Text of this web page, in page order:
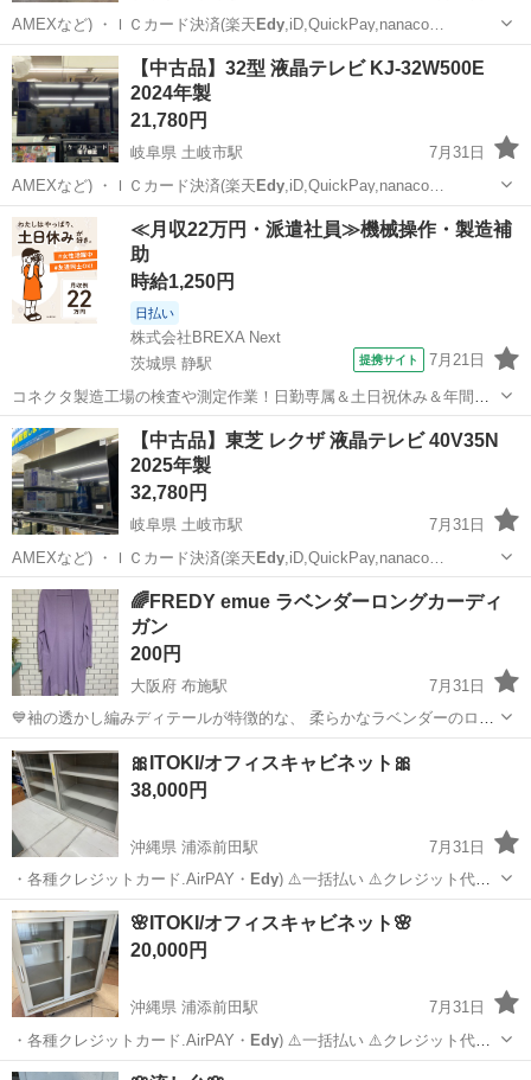
AMEXなど) ・ＩＣカード決済(楽天 Edy,iD,QuickPay,nanaco…
岐阜 土岐市 土岐市駅 季節、空調家電
【中古品】32型 液晶テレビ KJ-32W500E
2024年製
21,780円
岐阜県 土岐市駅
7月31日
AMEXなど) ・ＩＣカード決済(楽天 Edy,iD,QuickPay,nanaco…
岐阜 土岐市 土岐市駅 テレビ インチ
≪月収22万円・派遣社員≫機械操作・製造補
助
時給1,250円
日払い
株式会社BREXA Next
茨城県 静駅
提携サイト 7月21日
コネクタ製造工場の検査や測定作業！日勤専属＆土日祝休み＆年間休
日128日★クリーンルーム内作業★マイカー通勤OK＆無料駐車場あり
★就業先食堂利用可！日払い制度あり！《茨城県常陸大宮市》 人気の
工場のお仕事 ◇コネクタ製造工...
茨城 常陸大宮市 静駅 その他
【中古品】東芝 レクザ 液晶テレビ 40V35N
2025年製
32,780円
岐阜県 土岐市駅
7月31日
AMEXなど) ・ＩＣカード決済(楽天Edy,iD,QuickPay,nanaco…
岐阜 土岐市
🌈FREDY emue ラベンダーロングカーディ
ガン
200円
大阪府 布施駅
7月31日
💙袖の透かし編みディテールが特徴的な、 柔らかなラベンダーのロン
グ丈カーディガンです。 - ブランド: FREDYemue - デザイン: ロング
丈、ポケット付き、袖透かし編み
大阪 東大阪市 カーディガン
🎀ITOKI/オフィスキャビネット🎀
38,000円
沖縄県 浦添前田駅
7月31日
・各種クレジットカード.AirPAY・ Edy) ⚠️一括払い ⚠️クレジット代
引…
沖縄 宜野湾市 オフィス用家具
🌸ITOKI/オフィスキャビネット🌸
20,000円
沖縄県 浦添前田駅
7月31日
・各種クレジットカード.AirPAY・ Edy) ⚠️一括払い ⚠️クレジット代
引…
沖縄 宜野湾市 浦添前田駅